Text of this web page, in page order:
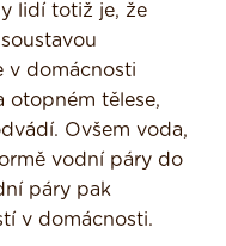
lidí totiž je, že
v domácnosti
otopném tělese,
Ovšem voda,
vodní páry do
páry pak
v domácnosti.